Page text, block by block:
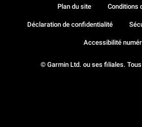
© Garmin Ltd. ou ses filiales.
Plan du site Conditions
Déclaration de confidentialité
Accessibilité